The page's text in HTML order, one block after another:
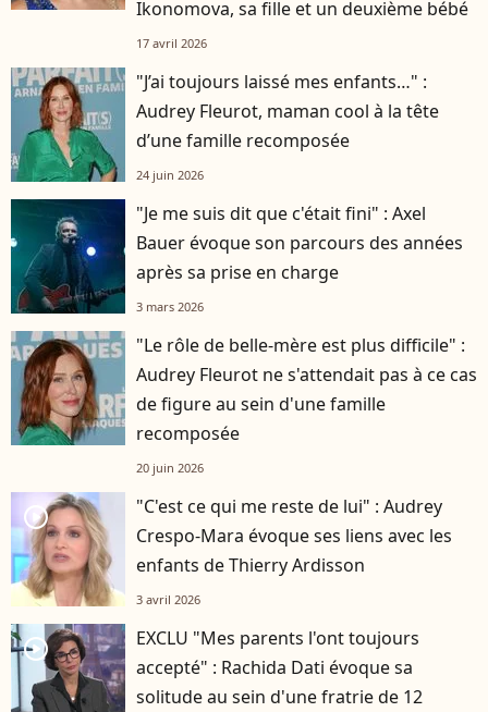
Ikonomova, sa fille et un deuxième bébé
17 avril 2026
"J’ai toujours laissé mes enfants…" :
Audrey Fleurot, maman cool à la tête
d’une famille recomposée
24 juin 2026
"Je me suis dit que c'était fini" : Axel
Bauer évoque son parcours des années
après sa prise en charge
3 mars 2026
"Le rôle de belle-mère est plus difficile" :
Audrey Fleurot ne s'attendait pas à ce cas
de figure au sein d'une famille
recomposée
20 juin 2026
player2
"C'est ce qui me reste de lui" : Audrey
Crespo-Mara évoque ses liens avec les
enfants de Thierry Ardisson
3 avril 2026
player2
EXCLU "Mes parents l'ont toujours
accepté" : Rachida Dati évoque sa
solitude au sein d'une fratrie de 12